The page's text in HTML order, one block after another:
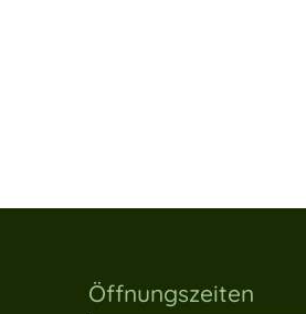
Öffnungszeiten